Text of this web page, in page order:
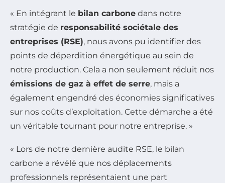
« En intégrant le bilan carbone dans notre
stratégie de responsabilité sociétale des
entreprises (RSE), nous avons pu identifier des
points de déperdition énergétique au sein de
notre production. Cela a non seulement réduit nos
émissions de gaz à effet de serre, mais a
également engendré des économies significatives
sur nos coûts d’exploitation. Cette démarche a été
un véritable tournant pour notre entreprise. »
« Lors de notre dernière audite RSE, le bilan
carbone a révélé que nos déplacements
professionnels représentaient une part